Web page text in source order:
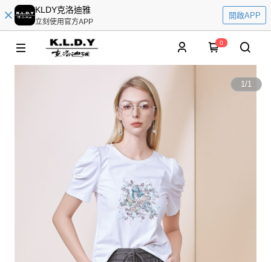
KLDY克洛迪雅
立刻使用官方APP
開啟APP
0
1/1